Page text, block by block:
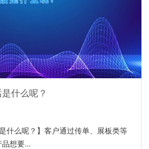
什么呢？
什么呢？】客户通过传单、展板类等
想要...